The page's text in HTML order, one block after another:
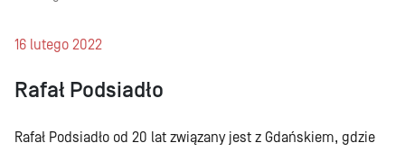
16 lutego 2022
Rafał Podsiadło
Rafał Podsiadło od 20 lat związany jest z Gdańskiem, gdzie